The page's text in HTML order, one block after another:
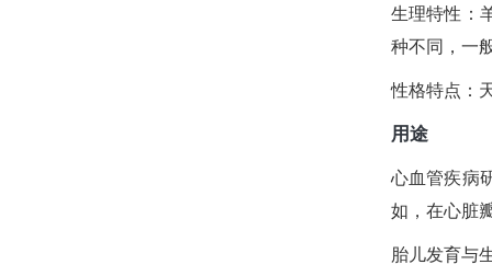
生理特性：
种不同，一
性格特点：
用途
心血管疾病
如，在心脏
胎儿发育与